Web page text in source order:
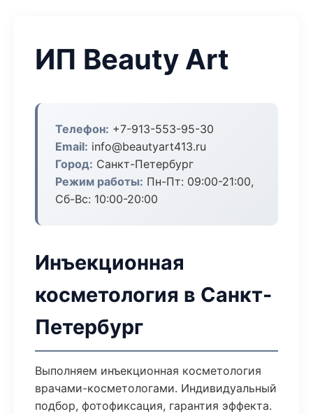
ИП Beauty Art
Телефон: +7-913-553-95-30
Email: info@beautyart413.ru
Город: Санкт-Петербург
Режим работы: Пн-Пт: 09:00-21:00,
Сб-Вс: 10:00-20:00
Инъекционная
косметология в Санкт-
Петербург
Выполняем инъекционная косметология
врачами-косметологами. Индивидуальный
подбор, фотофиксация, гарантия эффекта.